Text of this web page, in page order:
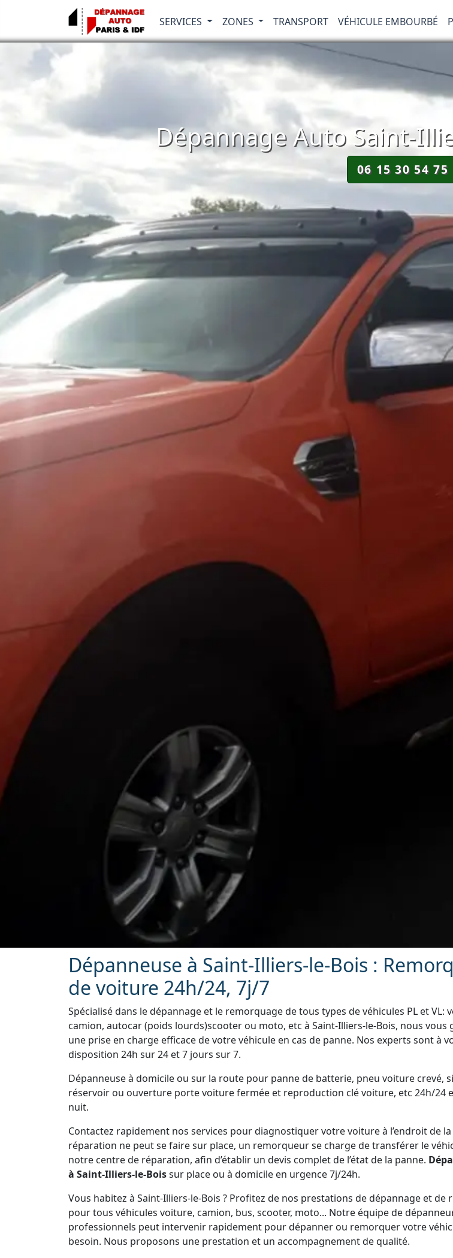
SERVICES ZONES TRANSPORT VÉHICULE EMBOURBÉ
Dépannage Auto Saint-
06 15 30 54 75
Dépanneuse à Saint-Illiers-le-Bois :
de voiture 24h/24, 7j/7
Spécialisé dans le dépannage et le remorquage de tous types de véhicules PL et VL:
camion, autocar (poids lourds)scooter ou moto, etc à Saint-Illiers-le-Bois, nous vous
une prise en charge efficace de votre véhicule en cas de panne. Nos experts sont à
disposition 24h sur 24 et 7 jours sur 7.
Dépanneuse à domicile ou sur la route pour panne de batterie, pneu voiture crevé,
réservoir ou ouverture porte voiture fermée et reproduction clé voiture, etc 24h/24
nuit.
Contactez rapidement nos services pour diagnostiquer votre voiture à l’endroit de la
réparation ne peut se faire sur place, un remorqueur se charge de transférer le
notre centre de réparation, afin d’établir un devis complet de l’état de la panne.
à Saint-Illiers-le-Boissur place ou à domicile en urgence 7j/24h.
Vous habitez à Saint-Illiers-le-Bois ? Profitez de nos prestations de dépannage et de
pour tous véhicules voiture, camion, bus, scooter, moto... Notre équipe de
professionnels peut intervenir rapidement pour dépanner ou remorquer votre
besoin. Nous proposons une prestation et un accompagnement de qualité.